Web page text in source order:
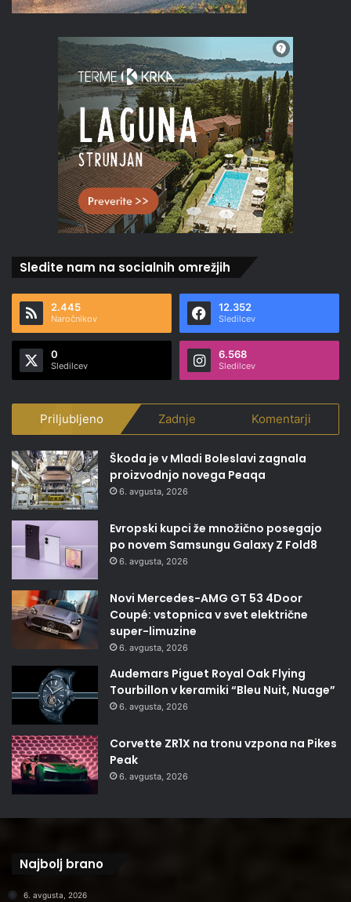
Sledite nam na socialnih omrežjih
2.445
Naročnikov
12.352
Sledilcev
0
Sledilcev
6.568
Sledilcev
Priljubljeno Zadnje Komentarji
Škoda je v Mladi Boleslavi zagnala
proizvodnjo novega Peaqa
6. avgusta, 2026
Evropski kupci že množično posegajo
po novem Samsungu Galaxy Z Fold8
6. avgusta, 2026
Novi Mercedes-AMG GT 53 4Door
Coupé: vstopnica v svet električne
super-limuzine
6. avgusta, 2026
Audemars Piguet Royal Oak Flying
Tourbillon v keramiki “Bleu Nuit, Nuage”
6. avgusta, 2026
Corvette ZR1X na tronu vzpona na Pikes
Peak
6. avgusta, 2026
Najbolj brano
6. avgusta, 2026